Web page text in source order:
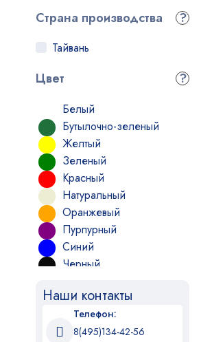
Страна производства ?
Тайвань
Цвет ?
Белый
Бутылочно-зеленый
Желтый
Зеленый
Красный
Натуральный
Оранжевый
Пурпурный
Синий
Черный
Наши контакты
Телефон:
8(495)134-42-56